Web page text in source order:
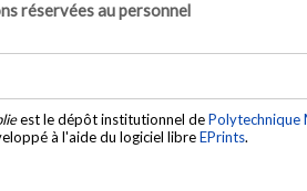
réservées au personnel
est le dépôt institutionnel dePolytechnique
à l'aide du logiciel libreEPrints.